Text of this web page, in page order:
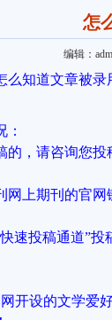
怎
编辑：
知道文章被录
的，请咨询您
网上期刊的官
快速投稿通道”
开设的文学爱